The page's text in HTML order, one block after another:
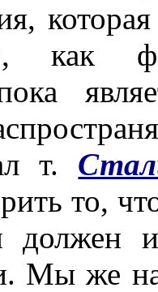
как
т.
то,
должен
Мы же